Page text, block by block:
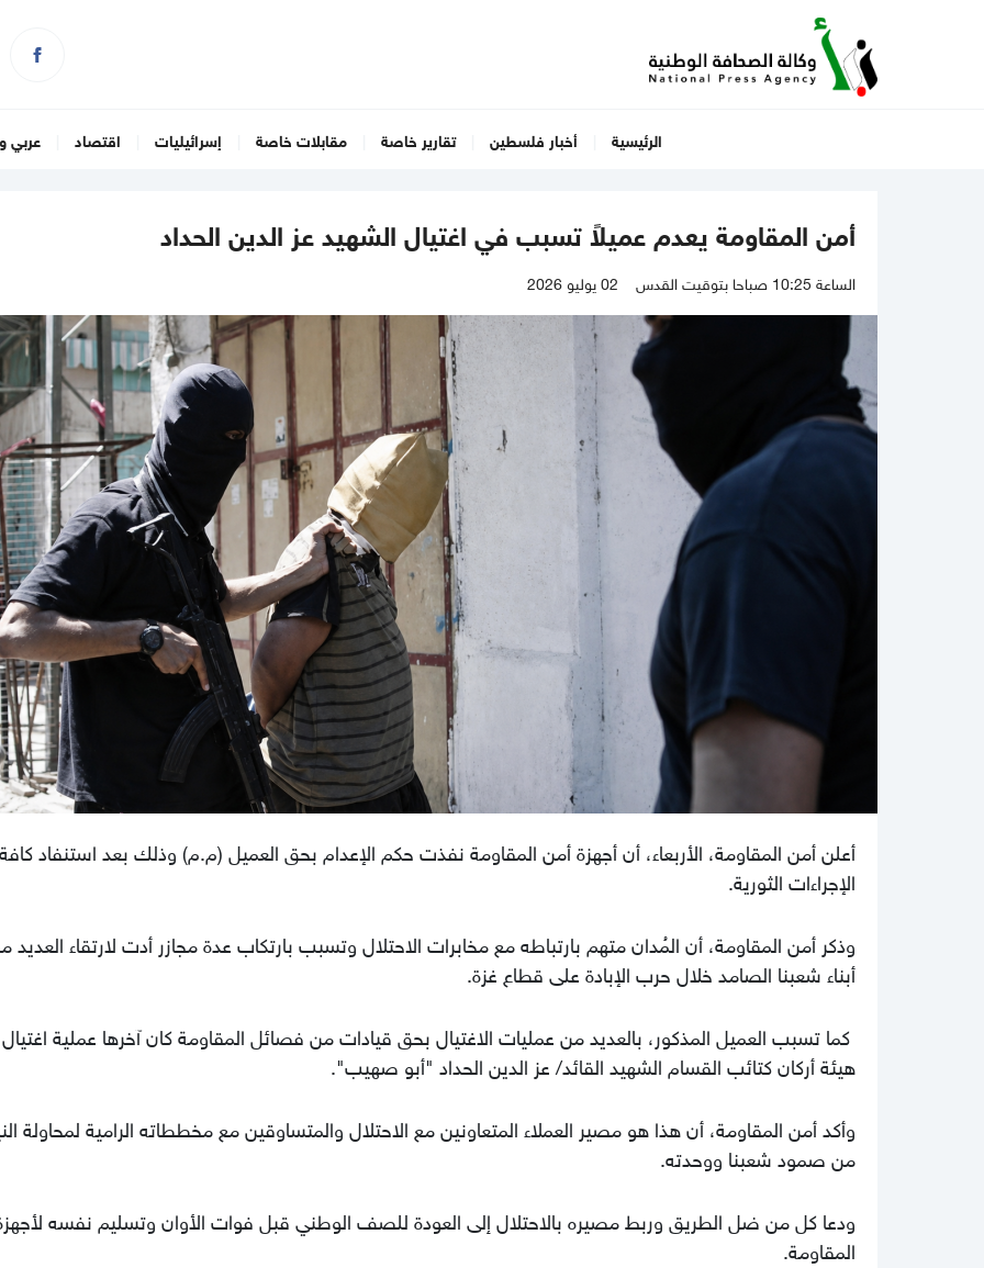
الرئيسية أخبار فلسطين تقارير خاصة مقابلات خاصة إسرائيليات اقتصاد عربي
أمن المقاومة يعدم عميلاً تسبب في اغتيال الشهيد عز الدين الحداد
الساعة 10:25 صباحا بتوقيت القدس 02 يوليو 2026
أعلن أمن المقاومة، الأربعاء، أن أجهزة أمن المقاومة نفذت حكم الإعدام بحق العميل (م.م) وذلك بعد استنفاد كافة
الإجراءات الثورية.
وذكر أمن المقاومة، أن المُدان متهم بارتباطه مع مخابرات الاحتلال وتسبب بارتكاب عدة مجازر أدت لارتقاء العديد
أبناء شعبنا الصامد خلال حرب الإبادة على قطاع غزة.
كما تسبب العميل المذكور، بالعديد من عمليات الاغتيال بحق قيادات من فصائل المقاومة كان آخرها عملية
هيئة أركان كتائب القسام الشهيد القائد/ عز الدين الحداد "أبو صهيب".
وأكد أمن المقاومة، أن هذا هو مصير العملاء المتعاونين مع الاحتلال والمتساوقين مع مخططاته الرامية لمحاولة
من صمود شعبنا ووحدته.
ودعا كل من ضل الطريق وربط مصيره بالاحتلال إلى العودة للصف الوطني قبل فوات الأوان وتسليم نفسه
المقاومة.